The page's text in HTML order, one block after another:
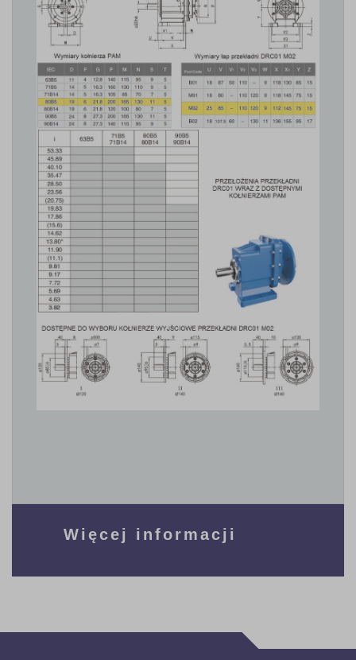
Więcej informacji